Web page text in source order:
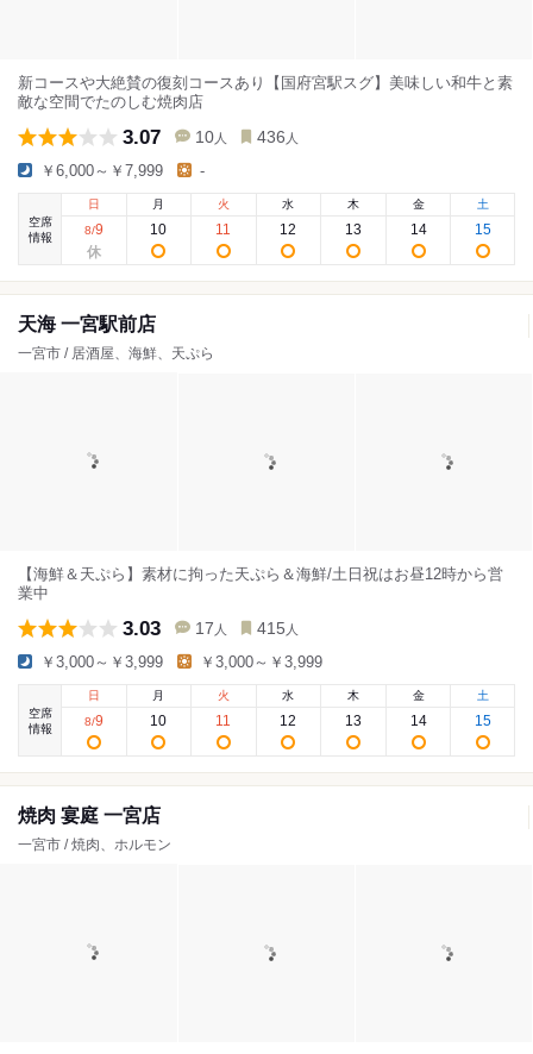
新コースや大絶賛の復刻コースあり【国府宮駅スグ】美味しい和牛と素
敵な空間でたのしむ焼肉店
3.07 10 人 436 人
￥6,000～￥7,999 -
空席
情報
日
8/9
月
10
火
11
水
12
木
13
金
14
土
15
天海 一宮駅前店
一宮市 / 居酒屋、海鮮、天ぷら
【海鮮＆天ぷら】素材に拘った天ぷら＆海鮮/土日祝はお昼12時から営
業中
3.03 17 人 415 人
￥3,000～￥3,999 ￥3,000～￥3,999
空席
情報
日
8/9
月
10
火
11
水
12
木
13
金
14
土
15
焼肉 宴庭 一宮店
一宮市 / 焼肉、ホルモン